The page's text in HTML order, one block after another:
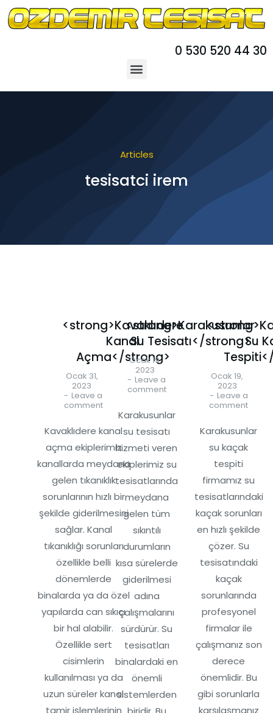
0 530 520 44 30
Articles
tesisatci irem
<strong>Kavaklıdere
Kanal
Açma</strong>
Ocak 31,
2023
Leave a
comment
Kavaklıdere kanal
açma ekiplerimiz
kanallarda meydana
gelen tıkanıklık
sorunlarının hızlı bir
şekilde giderilmesini
sağlar. Kanal
tıkanıklığı sorunları
özellikle belli
dönemlerde
binalarda ya da özel
yapılarda can sıkıcı
bir hal alabilir.
Özellikle sert
cisimlerin
kullanılması ya da
uzun süreler kanal
tamir işlemlerinin
<strong>Karakusunlar
Su Tesisatı</strong>
Ocak 19,
2023
Leave a
comment
Karakusunlar
su tesisatı
hizmeti veren
ekiplerimiz su
tesisatlarında
meydana
gelen tüm
sıkıntılı
durumların
kısa sürelerde
giderilmesi
adına
çalışmalarını
sürdürür. Su
tesisatları
binalardaki en
önemli
sistemlerden
Su
Ocak 19,
2023
Leave a
comment
Karakusunlar
su kaçak
tespiti
firmamız su
tesisatlarındaki
kaçak sorunları
en hızlı şekilde
çözer. Su
tesisatındaki
kaçak
sorunlarında
profesyonel
firmalar ile
çalışmanız son
derece
önemlidir. Bu
gibi sorunlarla
karşılaşmanız